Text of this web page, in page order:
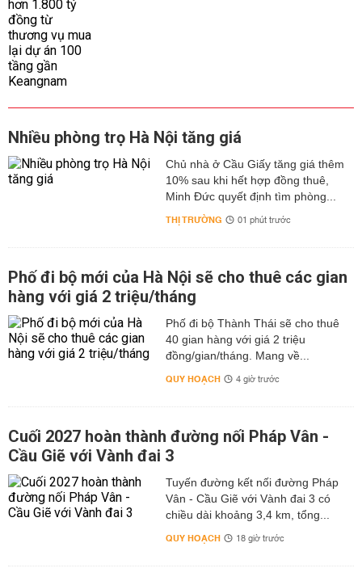
Nhiều phòng trọ Hà Nội tăng giá
Chủ nhà ở Cầu Giấy tăng giá thêm
10% sau khi hết hợp đồng thuê,
Minh Đức quyết định tìm phòng...
THỊ TRƯỜNG 01 phút trước
Phố đi bộ mới của Hà Nội sẽ cho thuê các gian
hàng với giá 2 triệu/tháng
Phố đi bộ Thành Thái sẽ cho thuê
40 gian hàng với giá 2 triệu
đồng/gian/tháng. Mang về...
QUY HOẠCH 4 giờ trước
Cuối 2027 hoàn thành đường nối Pháp Vân -
Cầu Giẽ với Vành đai 3
Tuyến đường kết nối đường Pháp
Vân - Cầu Giẽ với Vành đai 3 có
chiều dài khoảng 3,4 km, tổng...
QUY HOẠCH 18 giờ trước